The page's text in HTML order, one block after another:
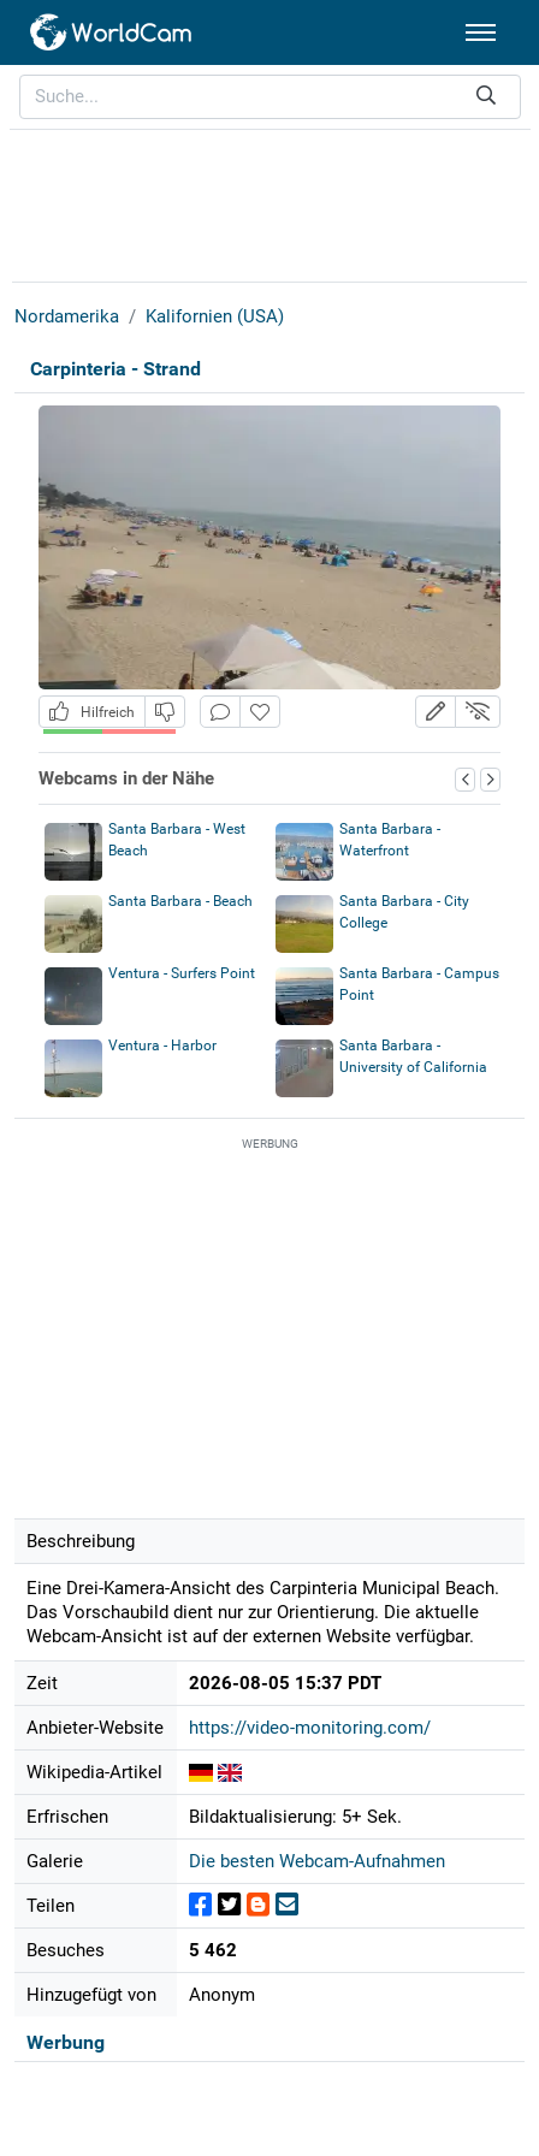
Nordamerika Kalifornien (USA)
Carpinteria - Strand
Hilfreich
Webcams in der Nähe
Santa Barbara - West
Beach
Santa Barbara -
Waterfront
Santa Barbara - Beach
Santa Barbara - City
College
Ventura - Surfers Point
Santa Barbara - Campus
Point
Ventura - Harbor
Santa Barbara -
University of California
WERBUNG
Beschreibung
Eine Drei-Kamera-Ansicht des Carpinteria Municipal Beach.
Das Vorschaubild dient nur zur Orientierung. Die aktuelle
Webcam-Ansicht ist auf der externen Website verfügbar.
Zeit 2026-08-05 15:37 PDT
Anbieter-Website https://video-monitoring.com/
Wikipedia-Artikel
Erfrischen Bildaktualisierung: 5+ Sek.
Galerie Die besten Webcam-Aufnahmen
Teilen
Besuches 5 462
Hinzugefügt von Anonym
Werbung